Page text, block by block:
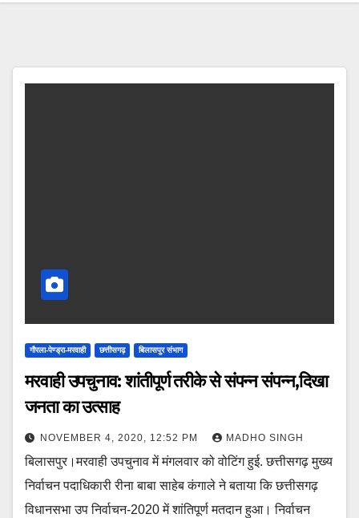
गौरला-पेण्ड्रा-मरवाही छत्तीसगढ़ बिलासपुर संभाग
मरवाही उपचुनाव: शांतीपूर्ण तरीके से संपन्न संपन्न,दिखा
जनता का उत्साह
NOVEMBER 4, 2020, 12:52 PM MADHO SINGH
बिलासपुर।मरवाही उपचुनाव में मंगलवार को वोटिंग हुई. छत्तीसगढ़ मुख्य
निर्वाचन पदाधिकारी रीना बाबा साहेब कंगाले ने बताया कि छत्तीसगढ़
विधानसभा उप निर्वाचन-2020 में शांतिपूर्ण मतदान हुआ। निर्वाचन